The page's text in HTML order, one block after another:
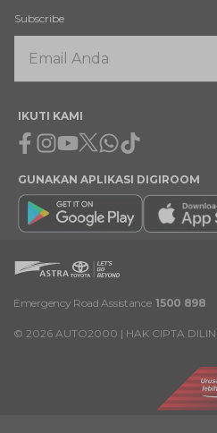
Subscribe
IKUTI KAMI
Facebook
Instagram
Youtube
X Whatsapp
Tiktok
GUNAKAN APLIKASI DIGIROOM
Emergency Road Assistance 1500 898
© 2026 AUTO2000 | HAK CIPTA